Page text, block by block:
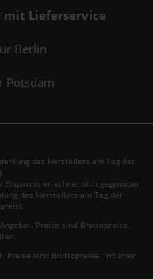
mit Lieferservice
Berlin
Potsdam
des Herstellers am Tag der
errechnet sich gegenüber
des Herstellers am Tag der
Preise sind Bruttopreise.
Preise sind Bruttopreise. Irrtümer